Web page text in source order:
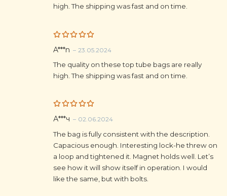
high. The shipping was fast and on time.
Rated5
A***n – 23.05.2024
The quality on these top tube bags are really
high. The shipping was fast and on time.
Rated5
А***ч – 02.06.2024
The bag is fully consistent with the description.
Capacious enough. Interesting lock-he threw on
a loop and tightened it. Magnet holds well. Let’s
see how it will show itself in operation. I would
like the same, but with bolts.